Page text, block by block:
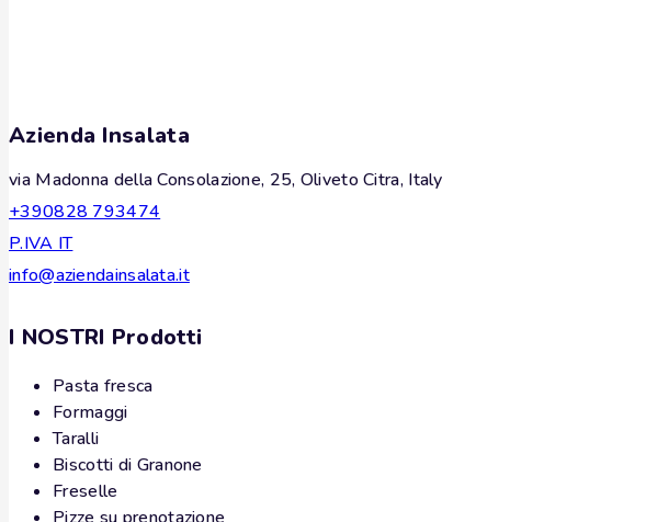
Azienda Insalata
via Madonna della Consolazione, 25, Oliveto Citra, Italy
+390828 793474
P.IVA IT
info@aziendainsalata.it
I NOSTRI Prodotti
Pasta fresca
Formaggi
Taralli
Biscotti di Granone
Freselle